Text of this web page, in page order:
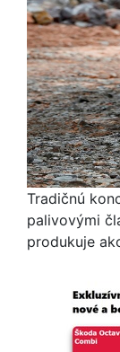
Tradičnú
palivovými
produkuje